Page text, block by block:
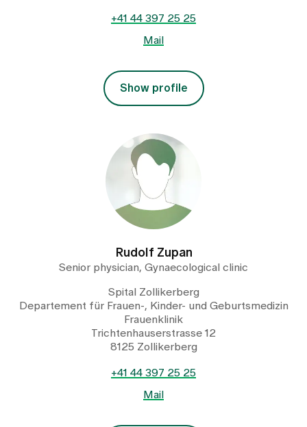
+41 44 397 25 25
Mail
Show profile
Rudolf Zupan
Senior physician, Gynaecological clinic
Spital Zollikerberg
Departement für Frauen-, Kinder- und Geburtsmedizin
Frauenklinik
Trichtenhauserstrasse 12
8125 Zollikerberg
+41 44 397 25 25
Mail